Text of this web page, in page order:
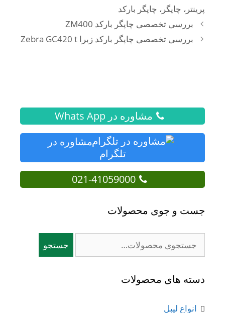
پرینتر ، چاپگر ، چاپگر بارکد
ناوبری
نوشته‌ها
بررسی تخصصی چاپگر بارکد ZM400
بررسی تخصصی چاپگر بارکد زبرا Zebra GC420 t
مشاوره در Whats App
مشاوره در
تلگرام
جست و جوی محصولات
برای:
جستجو
دسته های محصولات
انواع لیبل